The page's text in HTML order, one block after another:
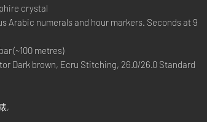
crystal
Arabic numerals and hour markers. Seconds at 9
(~100 metres)
Dark brown, Ecru Stitching, 26.0/26.0 Standard
,